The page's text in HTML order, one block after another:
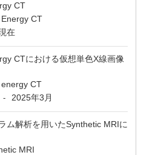
CT
CT
在
CTにおける仮想単色X線画像
CT
- 2025年3月
ム解析を用いたSynthetic MRIに
MRI